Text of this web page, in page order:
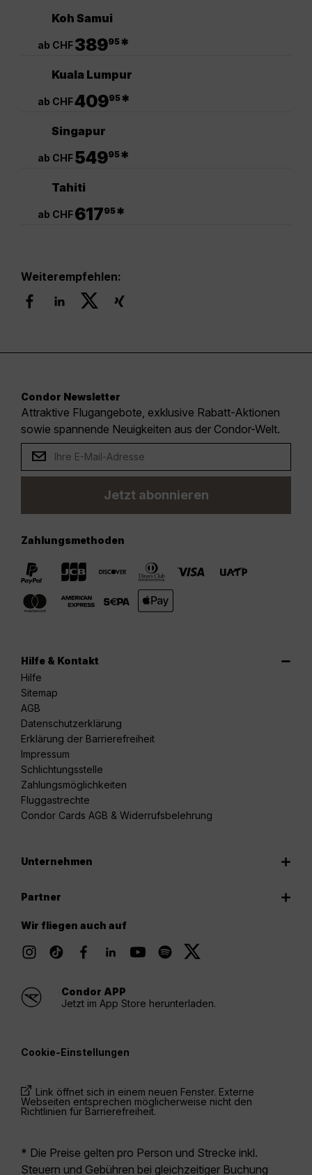
Koh Samui
ab CHF38995*
Kuala Lumpur
ab CHF40995*
Singapur
ab CHF54995*
Tahiti
ab CHF61795*
Weiterempfehlen:
Condor Newsletter
Attraktive Flugangebote, exklusive Rabatt-Aktionen
sowie spannende Neuigkeiten aus der Condor-Welt.
Jetzt abonnieren
Zahlungsmethoden
Hilfe & Kontakt
Hilfe
Sitemap
AGB
Datenschutzerklärung
Erklärung der Barrierefreiheit
Impressum
Schlichtungsstelle
Zahlungsmöglichkeiten
Fluggastrechte
Condor Cards AGB & Widerrufsbelehrung
Unternehmen
Partner
Wir fliegen auch auf
Condor APP
Jetzt im App Store herunterladen.
Cookie-Einstellungen
Link öffnet sich in einem neuen Fenster. Externe
Webseiten entsprechen möglicherweise nicht den
Richtlinien für Barrierefreiheit.
* Die Preise gelten pro Person und Strecke inkl.
Steuern und Gebühren bei gleichzeitiger Buchung